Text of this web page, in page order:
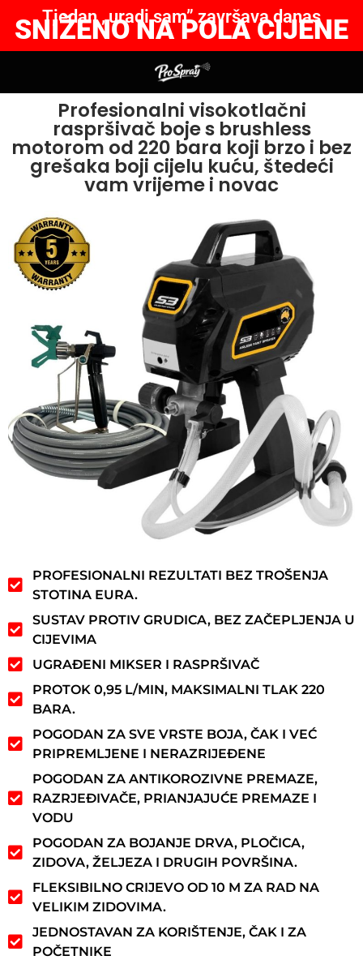
Tjedan „uradi sam” završava danas
SNIŽENO NA POLA CIJENE
Profesionalni visokotlačni
raspršivač boje s brushless
motorom od 220 bara koji brzo i bez
grešaka boji cijelu kuću, štedeći
vam vrijeme i novac
PROFESIONALNI REZULTATI BEZ TROŠENJA
STOTINA EURA.
SUSTAV PROTIV GRUDICA, BEZ ZAČEPLJENJA U
CIJEVIMA
UGRAĐENI MIKSER I RASPRŠIVAČ
PROTOK 0,95 L/MIN, MAKSIMALNI TLAK 220
BARA.
POGODAN ZA SVE VRSTE BOJA, ČAK I VEĆ
PRIPREMLJENE I NERAZRIJEĐENE
POGODAN ZA ANTIKOROZIVNE PREMAZE,
RAZRJEĐIVAČE, PRIANJAJUĆE PREMAZE I
VODU
POGODAN ZA BOJANJE DRVA, PLOČICA,
ZIDOVA, ŽELJEZA I DRUGIH POVRŠINA.
FLEKSIBILNO CRIJEVO OD 10 M ZA RAD NA
VELIKIM ZIDOVIMA.
JEDNOSTAVAN ZA KORIŠTENJE, ČAK I ZA
POČETNIKE